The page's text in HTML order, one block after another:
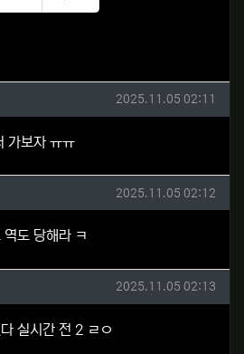
추천
비추천
작성일
2025.11.05 02:11
가보자 ㅠㅠ
글 작성일
2025.11.05 02:12
도 당해라 ㅋ
글 작성일
2025.11.05 02:13
실시간 전 2 ㄹㅇ